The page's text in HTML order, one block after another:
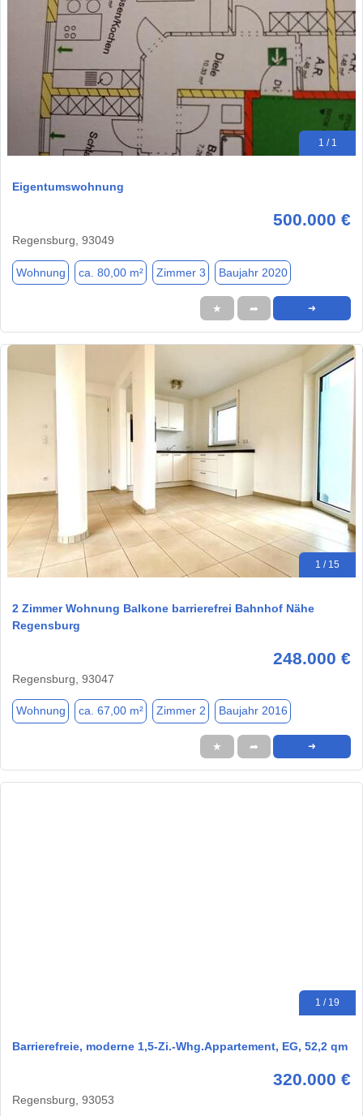
1 / 1
Eigentumswohnung
500.000 €
Regensburg, 93049
Wohnung ca. 80,00 m² Zimmer 3 Baujahr 2020
★ ➦ ➜
1 / 15
2 Zimmer Wohnung Balkone barrierefrei Bahnhof Nähe
Regensburg
248.000 €
Regensburg, 93047
Wohnung ca. 67,00 m² Zimmer 2 Baujahr 2016
★ ➦ ➜
1 / 19
Barrierefreie, moderne 1,5-Zi.-Whg.Appartement, EG, 52,2 qm
320.000 €
Regensburg, 93053